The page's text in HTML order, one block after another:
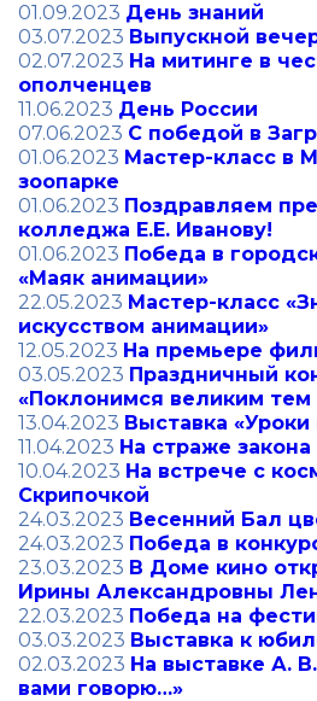
01.09.2023 День знаний
03.07.2023 Выпускной
02.07.2023 На митинге в
ополченцев
11.06.2023 День России
07.06.2023 С победой в
01.06.2023 Мастер-класс в
зоопарке
01.06.2023 Поздравляем
колледжа Е.Е. Иванову!
01.06.2023 Победа в
«Маяк анимации»
22.05.2023 Мастер-класс
искусством анимации»
12.05.2023 На премьере
03.05.2023 Праздничный
«Поклонимся великим тем
13.04.2023 Выставка «Уроки
11.04.2023 На страже закона
10.04.2023 На встрече с
Скрипочкой
24.03.2023 Весенний Бал
24.03.2023 Победа в
23.03.2023 В Доме кино
Ирины Александровны
22.03.2023 Победа на
03.03.2023 Выставка к
02.03.2023 На выставке А.
вами говорю…»